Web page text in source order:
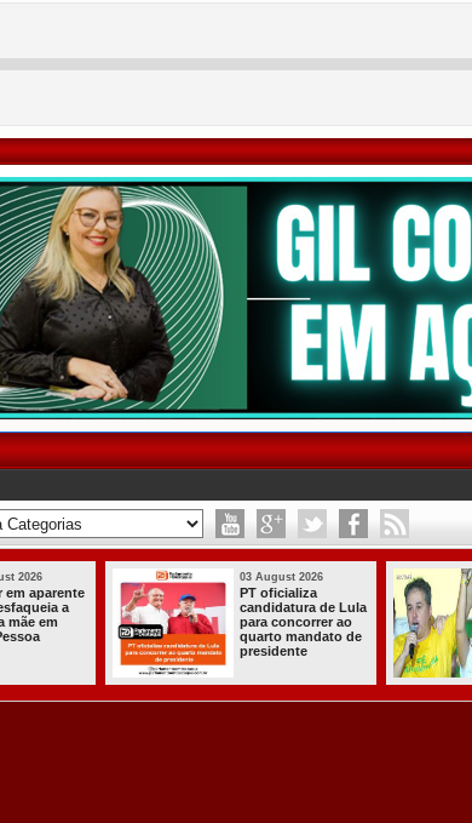
2026
em aparente
a
mãe em
03 August 2026
PT oficializa
candidatura de Lula
para concorrer ao
quarto mandato de
presidente